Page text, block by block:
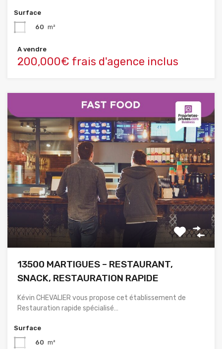
Surface
60 m²
A vendre
200,000€ frais d'agence inclus
13500 MARTIGUES – RESTAURANT,
SNACK, RESTAURATION RAPIDE
Kévin CHEVALIER vous propose cet établissement de
Restauration rapide spécialisé…
Surface
60 m²